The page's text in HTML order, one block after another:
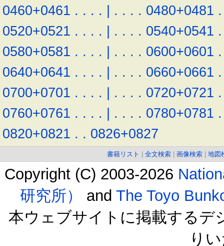
0460+0461 . . . . | . . . . 0480+0481 .
0520+0521 . . . . | . . . . 0540+0541 .
0580+0581 . . . . | . . . . 0600+0601 .
0640+0641 . . . . | . . . . 0660+0661 .
0700+0701 . . . . | . . . . 0720+0721 .
0760+0761 . . . . | . . . . 0780+0781 .
0820+0821 . . 0826+0827
書籍リスト 全文検索 画像検索 地図
Copyright (C) 2003-2026
研究所）
and The Toyo
本ウェブサイトに掲載するデ
り